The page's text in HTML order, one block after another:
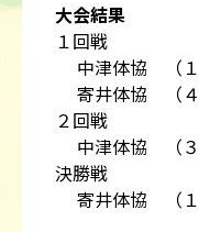
大会結果
１回戦
中津体協 （
寄井体協 （
２回戦
中津体協 （
決勝戦
寄井体協 （